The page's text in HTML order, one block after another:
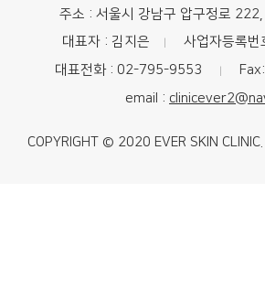
주소 : 서울시 강남구 압구정로
대표자 : 김지은
|
사업자등록
대표전화 : 02-795-9553
|
email :
COPYRIGHT © 2020 EVER SKIN